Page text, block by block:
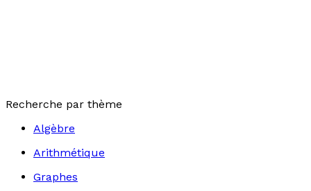
Recherche par thème
Algèbre
Arithmétique
Graphes